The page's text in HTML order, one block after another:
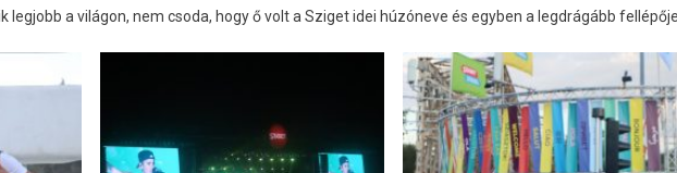
legjobb a világon, nem csoda, hogy ő volt a Sziget idei húzóneve és egyben a legdrágább fellépője.